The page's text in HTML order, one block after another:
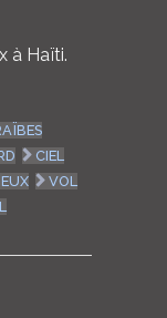
à Haïti.
CIEL
VOL